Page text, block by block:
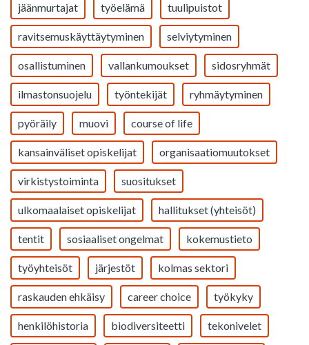
jäänmurtajat työelämä tuulipuistot
ravitsemuskäyttäytyminen selviytyminen
osallistuminen vallankumoukset sidosryhmät
ilmastonsuojelu työntekijät ryhmäytyminen
pyöräily muovi course of life
kansainväliset opiskelijat organisaatiomuutokset
virkistystoiminta suositukset
ulkomaalaiset opiskelijat hallitukset (yhteisöt)
tentit sosiaaliset ongelmat kokemustieto
työyhteisöt järjestöt kolmas sektori
raskauden ehkäisy career choice työkyky
henkilöhistoria biodiversiteetti tekonivelet